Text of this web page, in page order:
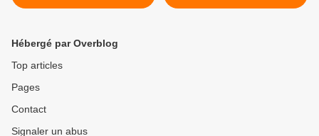
Hébergé par Overblog
Top articles
Pages
Contact
Signaler un abus